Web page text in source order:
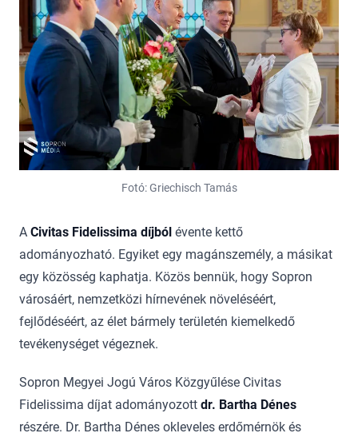
Fotó: Griechisch Tamás
A Civitas Fidelissima díjból évente kettő
adományozható. Egyiket egy magánszemély, a másikat
egy közösség kaphatja. Közös bennük, hogy Sopron
városáért, nemzetközi hírnevének növeléséért,
fejlődéséért, az élet bármely területén kiemelkedő
tevékenységet végeznek.
Sopron Megyei Jogú Város Közgyűlése Civitas
Fidelissima díjat adományozott dr. Bartha Dénes
részére. Dr. Bartha Dénes okleveles erdőmérnök és